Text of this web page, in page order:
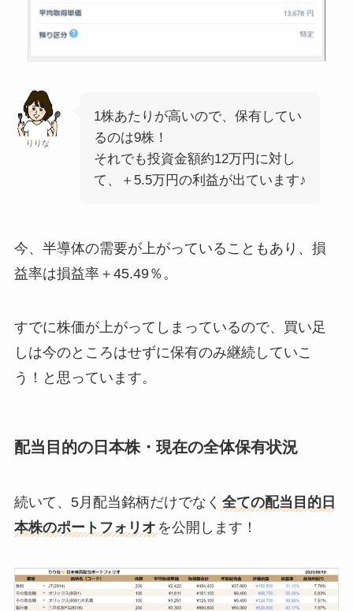
りりな
1株あたりが高いので、保有してい
るのは9株！
それでも投資金額約12万円に対し
て、＋5.5万円の利益が出ています♪
今、半導体の需要が上がっていることもあり、損
益率は損益率＋45.49％。
すでに株価が上がってしまっているので、買い足
しは今のところはせずに保有のみ継続していこ
う！と思っています。
配当目的の日本株・現在の全体保有状況
続いて、5月配当銘柄だけでなく 全ての配当目的日
本株のポートフォリオ を公開します！